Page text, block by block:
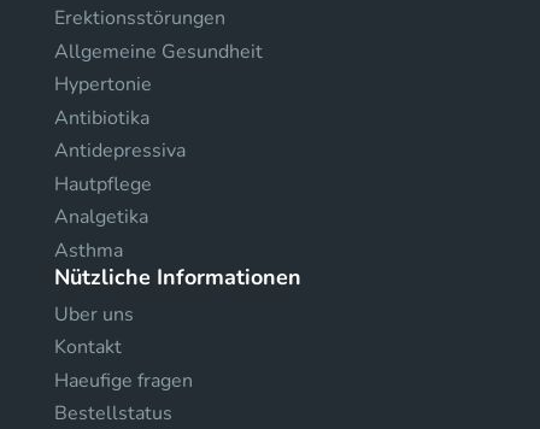
Erektionsstörungen
Allgemeine Gesundheit
Hypertonie
Antibiotika
Antidepressiva
Hautpflege
Analgetika
Asthma
Nützliche Informationen
Uber uns
Kontakt
Haeufige fragen
Bestellstatus